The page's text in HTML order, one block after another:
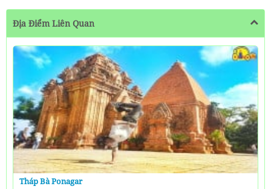
Địa Điểm Liên Quan
Tháp Bà Ponagar